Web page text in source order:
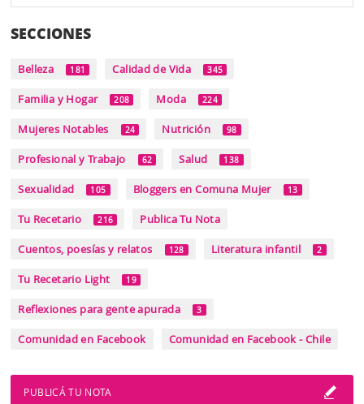
SECCIONES
Belleza 181 Calidad de Vida 345
Familia y Hogar 208 Moda 224
Mujeres Notables 24 Nutrición 98
Profesional y Trabajo 62 Salud 138
Sexualidad 105 Bloggers en Comuna Mujer 13
Tu Recetario 216 Publica Tu Nota
Cuentos, poesías y relatos 128 Literatura infantil 2
Tu Recetario Light 19
Reflexiones para gente apurada 3
Comunidad en Facebook Comunidad en Facebook - Chile
PUBLICÁ TU NOTA